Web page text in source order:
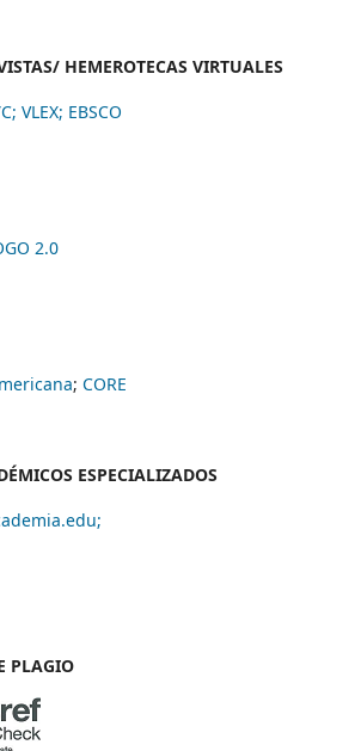
HEMEROTECAS VIRTUALES
; VLEX; EBSCO
2.0
; CORE
ESPECIALIZADOS
PLAGIO